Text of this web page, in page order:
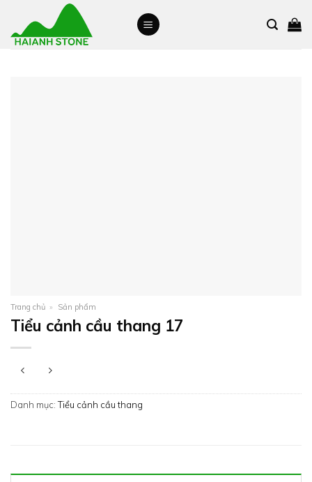
content
Trang chủ » Sản phẩm
Tiểu cảnh cầu thang 17
Danh mục:Tiểu cảnh cầu thang